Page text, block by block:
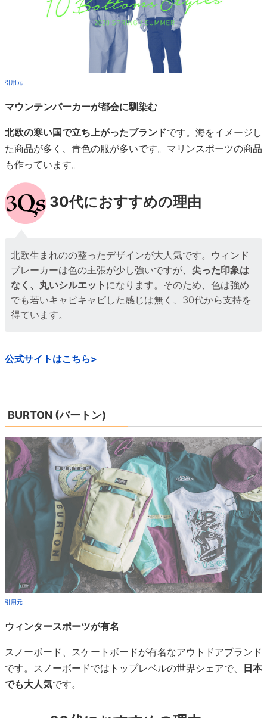
も作っています。
30代におすすめの理由
北欧生まれのの整ったデザインが大人気です。ウィンド
ブレーカーは色の主張が少し強いですが、
なく、丸いシルエットになります。そのため、色は強め
でも若いキャピキャピした感じは無く、30代から支持を
得ています。
公式サイトはこちら>
BURTON (バートン)
引用元
ウィンタースポーツが有名
スノーボード、スケートボードが有名なアウトドアブランド
です。スノーボードではトップレベルの世界シェアで、日本
です。
30代におすすめの理由
水を全く通さない素材、ゴアテックスを使ったアウター
が安く、
売り切れになることが多い
りたいけど安く抑えたい30代女性に人気です。
公式サイトはこちら>